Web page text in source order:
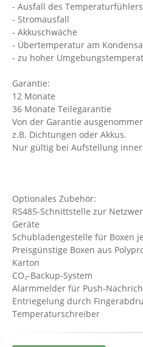
- Ausfall des Temperaturfühlers
- Stromausfall
- Akkuschwäche
- Übertemperatur am
- zu hoher
Garantie:
12 Monate
36 Monate Teilegarantie
Von der Garantie
z.B. Dichtungen oder Akkus.
Nur gültig bei Aufstellung
Optionales Zubehör:
RS485-Schnittstelle zur
Geräte
Schubladengestelle für Boxen
Preisgünstige Boxen aus
Karton
CO₂-Backup-System
Alarmmelder für Push-
Entriegelung durch
Temperaturschreiber